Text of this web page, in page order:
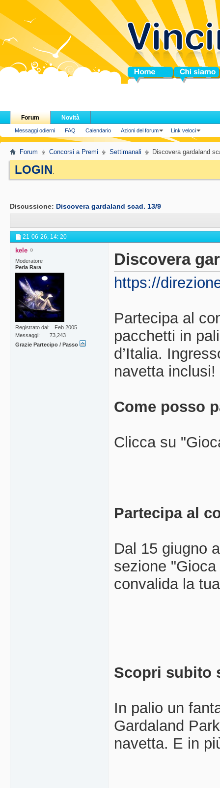
Home Chi siamo
Forum
Messaggi odierni FAQ Calendario Azioni del forum Link veloci
Novità
Forum Concorsi a Premi Settimanali Discovera gardaland
LOGIN.
Discussione: Discovera gardaland scad. 13/9
21-06-26, 14: 20
kele
Moderatore
Perla Rara
Registrato dal
Feb 2005
Messaggi
73,243
Grazie Partecipo / Passo
Discovera
https://
Partecipa al
pacchetti in
d’Italia.
navetta inclusi!
Come posso
Clicca su
Partecipa al
Dal 15 giugno
sezione
convalida la
Scopri subito
In palio un
Gardaland
navetta. E in